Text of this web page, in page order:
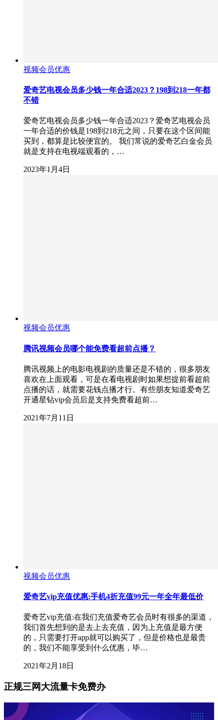
视频会员优惠
爱奇艺电视会员多少钱一年合适2023？198到218一年都
不错
爱奇艺电视会员多少钱一年合适2023？爱奇艺电视会员
一年合适的价钱是198到218元之间，只要在这个区间能
买到，都算是比较便宜的。 我们常说的爱奇艺白金会员
就是支持在电视端观看的，…
2023年1月4日
视频会员优惠
腾讯视频会员哪个能免费看超前点播？
腾讯视频上的电影电视剧的质量还是不错的，很多朋友
喜欢在上面观看，可是在看电视剧时如果想提前看超前
点播的话，就需要花钱点播才行。有些朋友知道爱奇艺
开通星钻vip会员后是支持免费看超前…
2021年7月11日
视频会员优惠
爱奇艺vip充值优惠:手机4折充值99元一年全年最低价
爱奇艺vip充值:在我们充值爱奇艺会员时有很多的渠道，
我们首先想到的是去上去充值，因为上充值是最方便
的，只需要打开app就可以购买了，但是价格也是最贵
的，我们不能享受到什么优惠，毕…
2021年2月18日
正规三网大流量卡免费办